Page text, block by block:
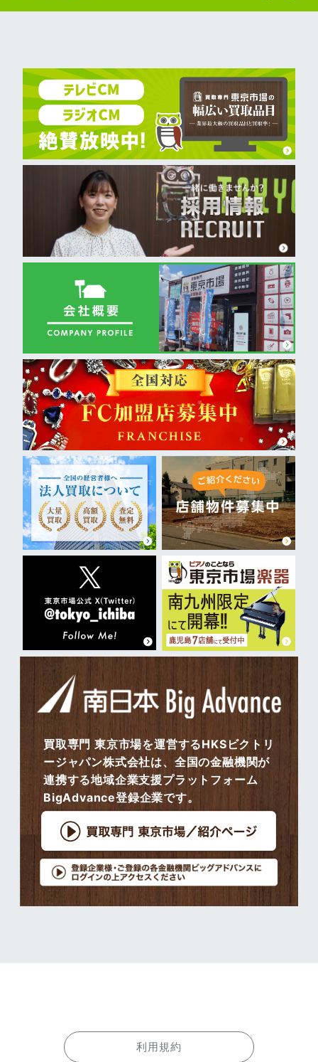
買取専門 東京市場を運営するHKSビクトリ
ージャパン株式会社は、全国の金融機関が
連携する地域企業支援プラットフォーム
BigAdvance登録企業です。
利用規約